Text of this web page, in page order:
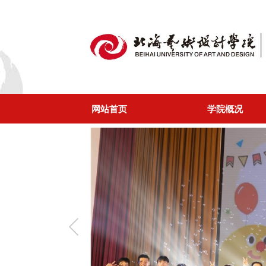
网站首页 学院概况